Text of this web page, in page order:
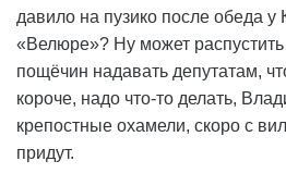
давило на пузико после обеда у
«Велюре»? Ну может распустить
пощёчин надавать депутатам,
короче, надо что-то делать,
крепостные охамели, скоро с
придут.